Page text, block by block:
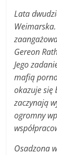
Lata
Gereon
Jego
mafią
okazuje się
zaczynają
ogromny
Osadzona